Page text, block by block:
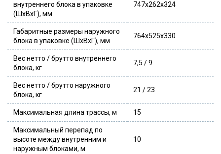
внутреннего блока в упаковке
(ШхВхГ), мм
747x262x324
Габаритные размеры наружного
блока в упаковке (ШхВхГ), мм
764x525x330
Вес нетто / брутто внутреннего
блока, кг
7,5 / 9
Вес нетто / брутто наружного
блока, кг
21 / 23
Максимальная длина трассы, м 15
Максимальный перепад по
высоте между внутренним и
наружным блоками, м
10